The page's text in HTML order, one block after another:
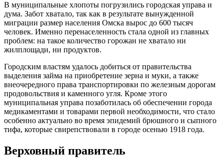
В муниципальные хлопоты погрузились городская управа и
дума. Забот хватало, так как в результате вынужденной
миграции размер населения Омска вырос до 600 тысяч
человек. Именно перенаселенность стала одной из главных
проблем: на такое количество горожан не хватало ни
жилплощади, ни продуктов.
Городским властям удалось добиться от правительства
выделения займа на приобретение зерна и муки, а также
внеочередного права транспортировки по железным дорогам
продовольствия и каменного угля. Кроме этого
муниципальная управа позаботилась об обеспечении города
медикаментами и товарами первой необходимости, что стало
особенно актуально во время эпидемий брюшного и сыпного
тифа, которые свирепствовали в городе осенью 1918 года.
Верховный правитель